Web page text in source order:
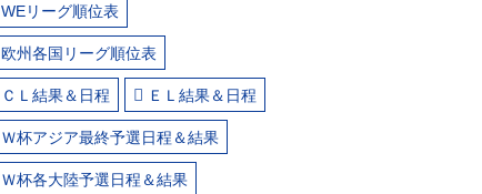
WEリーグ順位表
欧州各国リーグ順位表
ＣＬ結果＆日程 ＥＬ結果＆日程
Ｗ杯アジア最終予選日程＆結果
Ｗ杯各大陸予選日程＆結果